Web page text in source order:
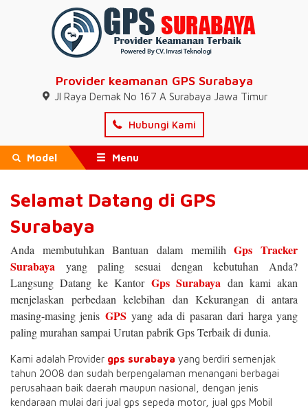
Provider keamanan GPS Surabaya
Jl Raya Demak No 167 A Surabaya Jawa Timur
Hubungi Kami
Model Menu
Selamat Datang di GPS
Surabaya
Anda membutuhkan Bantuan dalam memilihGps Tracker
Surabaya yang paling sesuai dengan kebutuhan Anda?
Langsung Datang ke Kantor Gps Surabaya dan kami akan
menjelaskan perbedaan kelebihan dan Kekurangan di antara
masing-masing jenis GPS yang ada di pasaran dari harga yang
paling murahan sampai Urutan pabrik Gps Terbaik di dunia.
Kami adalah Provider gps surabaya yang berdiri semenjak
tahun 2008 dan sudah berpengalaman menangani berbagai
perusahaan baik daerah maupun nasional, dengan jenis
kendaraan mulai dari jual gps sepeda motor, jual gps Mobil